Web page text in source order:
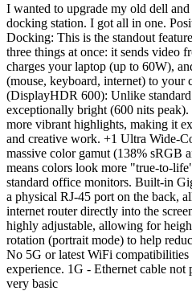
I wanted to upgrade my old dell
docking station. I got all in one.
Docking: This is the standout
three things at once: it sends video
charges your laptop (up to 60W),
(mouse, keyboard, internet) to
(DisplayHDR 600): Unlike
exceptionally bright (600 nits
more vibrant highlights, making it
and creative work. +1 Ultra Wide-
massive color gamut (138% sRGB
means colors look more "true-to-
standard office monitors. Built-in
a physical RJ-45 port on the back,
internet router directly into the
highly adjustable, allowing for
rotation (portrait mode) to help
No 5G or latest WiFi compatibilities
experience. 1G - Ethernet cable not
very basic